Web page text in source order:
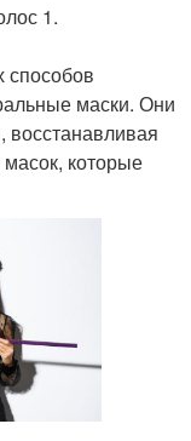
1.
способов
маски. Они
восстанавливая
масок, которые